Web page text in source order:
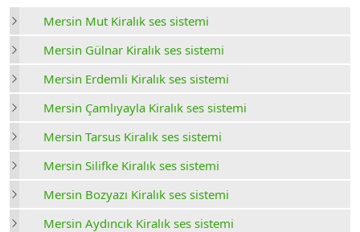
Mersin Mut Kiralık ses sistemi
Mersin Gülnar Kiralık ses sistemi
Mersin Erdemli Kiralık ses sistemi
Mersin Çamlıyayla Kiralık ses sistemi
Mersin Tarsus Kiralık ses sistemi
Mersin Silifke Kiralık ses sistemi
Mersin Bozyazı Kiralık ses sistemi
Mersin Aydıncık Kiralık ses sistemi